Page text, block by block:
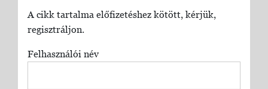
A cikk tartalma előfizetéshez kötött, kérjük,
regisztráljon.
Felhasználói név